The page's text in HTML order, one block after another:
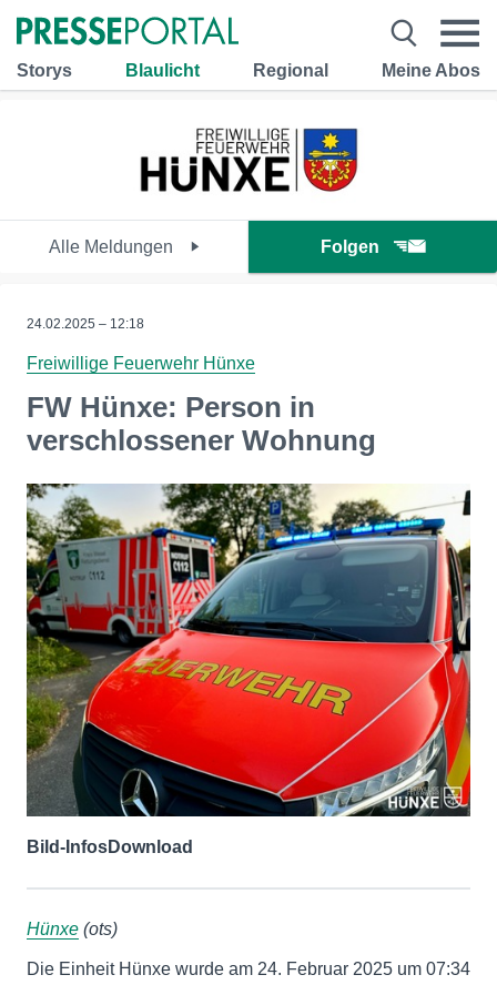
Storys Blaulicht Regional Meine Abos
Alle Meldungen Folgen
24.02.2025 – 12:18
Freiwillige Feuerwehr Hünxe
FW Hünxe: Person in
verschlossener Wohnung
Bild-InfosDownload
Hünxe (ots)
Die Einheit Hünxe wurde am 24. Februar 2025 um 07:34